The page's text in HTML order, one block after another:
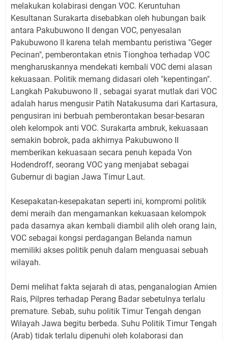
melakukan kolabirasi dengan VOC. Keruntuhan
Kesultanan Surakarta disebabkan oleh hubungan baik
antara Pakubuwono II dengan VOC, penyesalan
Pakubuwono II karena telah membantu peristiwa "Geger
Pecinan", pemberontakan etnis Tionghoa terhadap VOC
mengharuskannya mendekati kembali VOC demi alasan
kekuasaan. Politik memang didasari oleh "kepentingan".
Langkah Pakubuwono II , sebagai syarat mutlak dari VOC
adalah harus mengusir Patih Natakusuma dari Kartasura,
pengusiran ini berbuah pemberontakan besar-besaran
oleh kelompok anti VOC. Surakarta ambruk, kekuasaan
semakin bobrok, pada akhirnya Pakubuwono II
memberikan kekuasaan secara penuh kepada Von
Hodendroff, seorang VOC yang menjabat sebagai
Gubernur di bagian Jawa Timur Laut.
Kesepakatan-kesepakatan seperti ini, kompromi politik
demi meraih dan mengamankan kekuasaan kelompok
pada dasarnya akan kembali diambil alih oleh orang lain,
VOC sebagai kongsi perdagangan Belanda namun
memiliki akses politik penuh dalam menguasai sebuah
wilayah.
Demi melihat fakta sejarah di atas, penganalogian Amien
Rais, Pilpres terhadap Perang Badar sebetulnya terlalu
premature. Sebab, suhu politik Timur Tengah dengan
Wilayah Jawa begitu berbeda. Suhu Politik Timur Tengah
(Arab) tidak terlalu dipenuhi oleh kolaborasi dan